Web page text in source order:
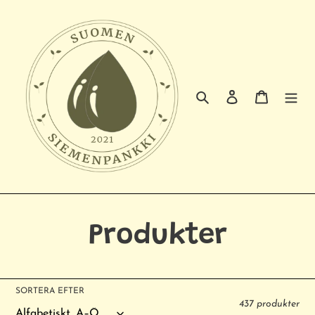
innehåll
Logga inVarukorg
P
r
o
Produkter
SORTERA EFTER
437 produkter